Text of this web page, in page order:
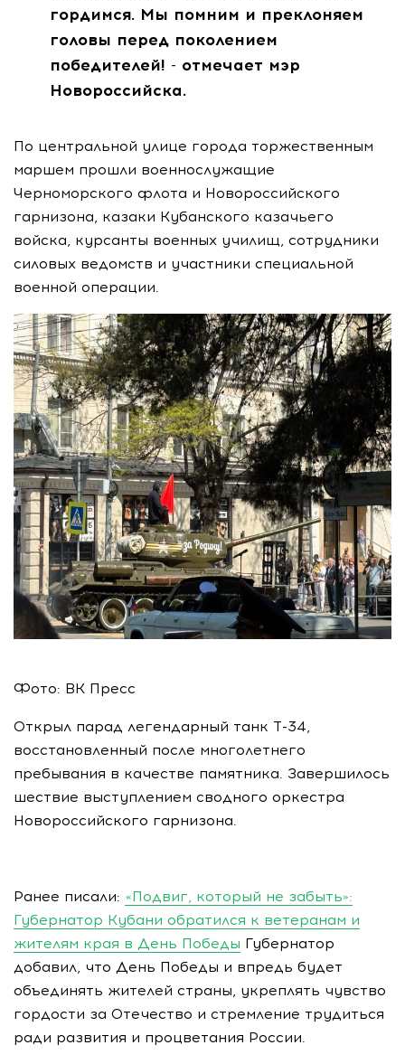
гордимся. Мы помним и преклоняем
головы перед поколением
победителей! - отмечает мэр
Новороссийска.
По центральной улице города торжественным
маршем прошли военнослужащие
Черноморского флота и Новороссийского
гарнизона, казаки Кубанского казачьего
войска, курсанты военных училищ, сотрудники
силовых ведомств и участники специальной
военной операции.
Фото: ВК Пресс
Открыл парад легендарный танк Т-34,
восстановленный после многолетнего
пребывания в качестве памятника. Завершилось
шествие выступлением сводного оркестра
Новороссийского гарнизона.
Ранее писали: «Подвиг, который не забыть»:
Губернатор Кубани обратился к ветеранам и
жителям края в День Победы Губернатор
добавил, что День Победы и впредь будет
объединять жителей страны, укреплять чувство
гордости за Отечество и стремление трудиться
ради развития и процветания России.